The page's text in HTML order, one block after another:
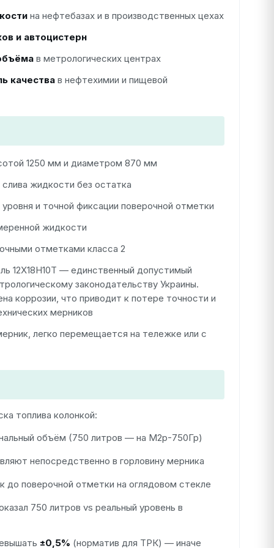
на нефтебазах и в производственных цехах
и автоцистерн
в метрологических центрах
качествав нефтехимии и пищевой
1250 мм и диаметром 870 мм
жидкости без остатка
и точной фиксации поверочной отметки
жидкости
отметками класса 2
12Х18Н10Т — единственный допустимый
законодательству Украины.
коррозии, что приводит к потере точности и
мерников
легко перемещается на тележке или с
топлива колонкой:
объём (750 литров — на М2р-750Гр)
непосредственно в горловину мерника
до поверочной отметки на оглядовом стекле
750 литров vs реальный уровень в
±0,5% (норматив для ТРК) — иначе